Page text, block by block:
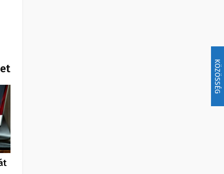
KÖZÖSSÉG